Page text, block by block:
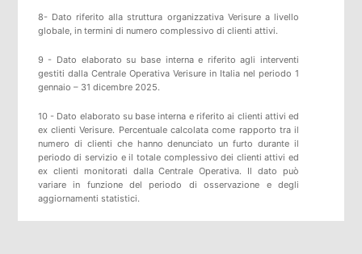
8- Dato riferito alla struttura organizzativa Verisure a livello
globale, in termini di numero complessivo di clienti attivi.
9 - Dato elaborato su base interna e riferito agli interventi
gestiti dalla Centrale Operativa Verisure in Italia nel periodo 1
gennaio – 31 dicembre 2025.
10 - Dato elaborato su base interna e riferito ai clienti attivi ed
ex clienti Verisure. Percentuale calcolata come rapporto tra il
numero di clienti che hanno denunciato un furto durante il
periodo di servizio e il totale complessivo dei clienti attivi ed
ex clienti monitorati dalla Centrale Operativa. Il dato può
variare in funzione del periodo di osservazione e degli
aggiornamenti statistici.